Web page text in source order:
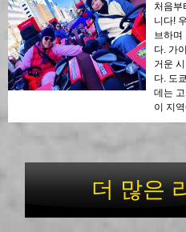
처음부
니다!
브하며
다. 가
거운
다. 도
데는
이 지
더 많은